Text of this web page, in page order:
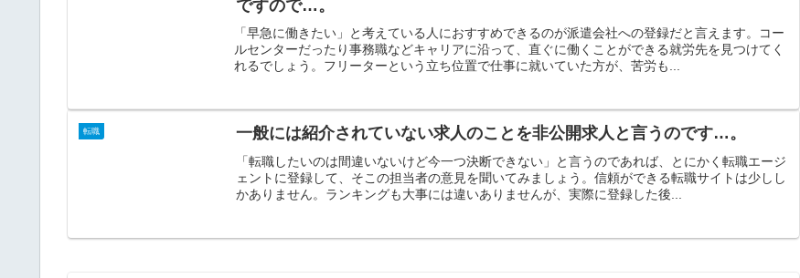
ですので…。
「早急に働きたい」と考えている人におすすめできるのが派遣会社への登録だと言えます。コー
ルセンターだったり事務職などキャリアに沿って、直ぐに働くことができる就労先を見つけてく
れるでしょう。フリーターという立ち位置で仕事に就いていた方が、苦労も...
転職 一般には紹介されていない求人のことを非公開求人と言うのです…。
「転職したいのは間違いないけど今一つ決断できない」と言うのであれば、とにかく転職エージ
ェントに登録して、そこの担当者の意見を聞いてみましょう。信頼ができる転職サイトは少しし
かありません。ランキングも大事には違いありませんが、実際に登録した後...